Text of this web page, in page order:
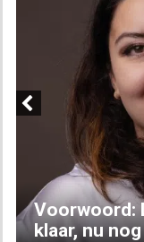
Voorwoord:
klaar, nu